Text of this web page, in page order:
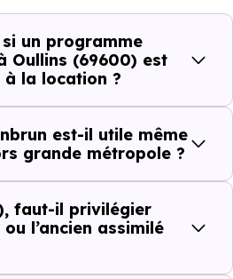
une question
est la pertinence de
Jeanbrun
?
investissement
critères concrets :
un programme
Oullins (69600) est
la location ?
est-il utile même
grande métropole ?
faut-il privilégier
l’ancien assimilé